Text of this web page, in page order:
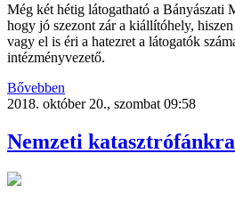
Még két hétig látogatható a Bányászati
hogy jó szezont zár a kiállítóhely,
vagy el is éri a hatezret a látogatók
intézményvezető.
Bővebben
2018. október 20., szombat 09:58
Nemzeti